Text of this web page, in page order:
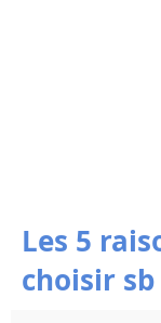
Les 5
choisir